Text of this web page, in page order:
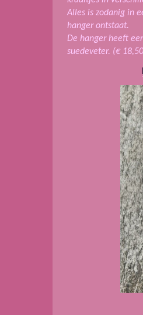
Alles is zodanig in
hanger ontstaat.
De hanger heeft
suedeveter. (€